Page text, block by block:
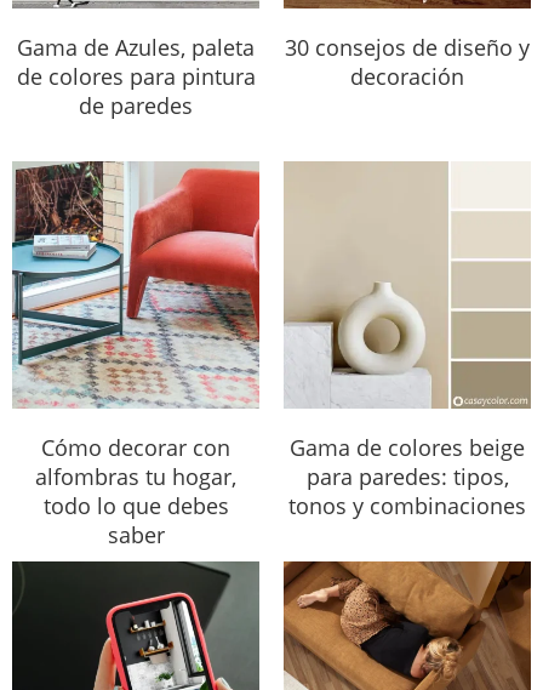
Gama de Azules, paleta
de colores para pintura
de paredes
30 consejos de diseño y
decoración
Cómo decorar con
alfombras tu hogar,
todo lo que debes
saber
Gama de colores beige
para paredes: tipos,
tonos y combinaciones